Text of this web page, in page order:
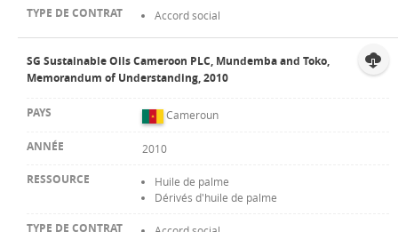
Accord social
SG Sustainable Oils Cameroon PLC, Mundemba and Toko,
Memorandum of Understanding, 2010
Cameroun
2010
Huile de palme
Dérivés d'huile de palme